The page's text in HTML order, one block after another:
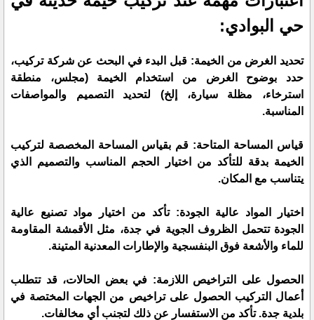
حي البوادي:
تحديد الغرض من الخيمة: قبل البدء في البحث عن شركة تركيب،
حدد بوضوح الغرض من استخدام الخيمة (مجلس، منطقة
استرخاء، مظلة سيارة، إلخ) لتحديد التصميم والمواصفات
المناسبة.
قياس المساحة المتاحة: قم بقياس المساحة المخصصة لتركيب
الخيمة بدقة للتأكد من اختيار الحجم المناسب والتصميم الذي
يتناسب مع المكان.
اختيار المواد عالية الجودة: تأكد من اختيار مواد تصنيع عالية
الجودة تتحمل الظروف الجوية في جدة، مثل الأقمشة المقاومة
للماء والأشعة فوق البنفسجية والإطارات المعدنية المتينة.
الحصول على التراخيص اللازمة: في بعض الحالات، قد تتطلب
أعمال التركيب الحصول على تراخيص من الجهات المختصة في
بلدية جدة. تأكد من الاستفسار عن ذلك لتجنب أي مخالفات.